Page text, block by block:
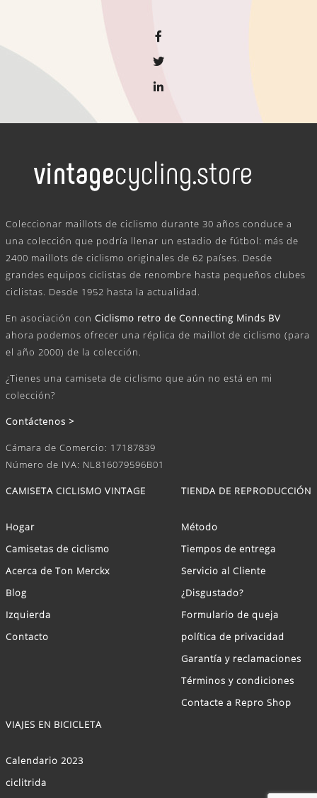
Coleccionar maillots de ciclismo durante 30 años conduce a
una colección que podría llenar un estadio de fútbol: más de
2400 maillots de ciclismo originales de 62 países. Desde
grandes equipos ciclistas de renombre hasta pequeños clubes
ciclistas. Desde 1952 hasta la actualidad.
En asociación con Ciclismo retro de Connecting Minds BV
ahora podemos ofrecer una réplica de maillot de ciclismo (para
el año 2000) de la colección.
¿Tienes una camiseta de ciclismo que aún no está en mi
colección?
Contáctenos >
Cámara de Comercio: 17187839
Número de IVA: NL816079596B01
CAMISETA CICLISMO VINTAGE
Hogar
Camisetas de ciclismo
Acerca de Ton Merckx
Blog
Izquierda
Contacto
TIENDA DE REPRODUCCIÓN
Método
Tiempos de entrega
Servicio al Cliente
¿Disgustado?
Formulario de queja
política de privacidad
Garantía y reclamaciones
Términos y condiciones
Contacte a Repro Shop
VIAJES EN BICICLETA
Calendario 2023
ciclitrida